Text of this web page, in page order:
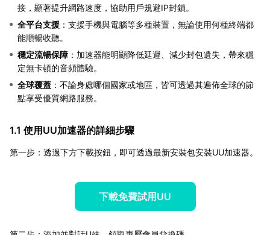
接，顯著提升網路速度，協助用戶規避IP封鎖。
全平台支援 ：支援手機與電腦等多種裝置，無論使用何種終端都
能順暢收聽。
穩定流暢保障 ：加速器能明顯降低延遲、減少封包遺失，帶來穩
定無卡頓的音頻體驗。
全球覆蓋 ：不論身處哪個國家或地區，皆可透過其遍佈全球的節
點享受優質網路服務。
1.1 使用UU加速器的詳細步驟
第一步：透過下方下載按鈕，即可透過最新安裝包安裝UU加速器。
下載免費試用UU